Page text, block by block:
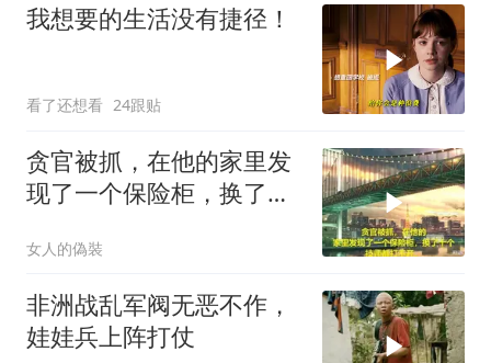
我想要的生活没有捷径！
看了还想看 24跟贴
贪官被抓，在他的家里发
现了一个保险柜，换了十
女人的偽裝
非洲战乱军阀无恶不作，
娃娃兵上阵打仗